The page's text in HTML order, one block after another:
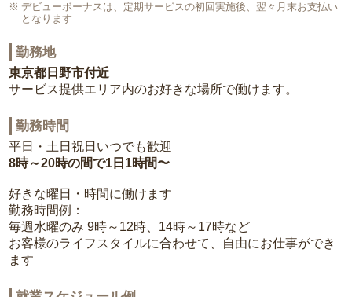
デビューボーナスは、定期サービスの初回実施後、翌々月末お支払い
となります
勤務地
東京都日野市付近
サービス提供エリア内のお好きな場所で働けます。
勤務時間
平日・土日祝日いつでも歓迎
8時～20時の間で1日1時間〜
好きな曜日・時間に働けます
勤務時間例：
毎週水曜のみ 9時～12時、14時～17時など
お客様のライフスタイルに合わせて、自由にお仕事ができ
ます